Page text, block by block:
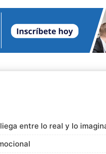
entre lo real y lo